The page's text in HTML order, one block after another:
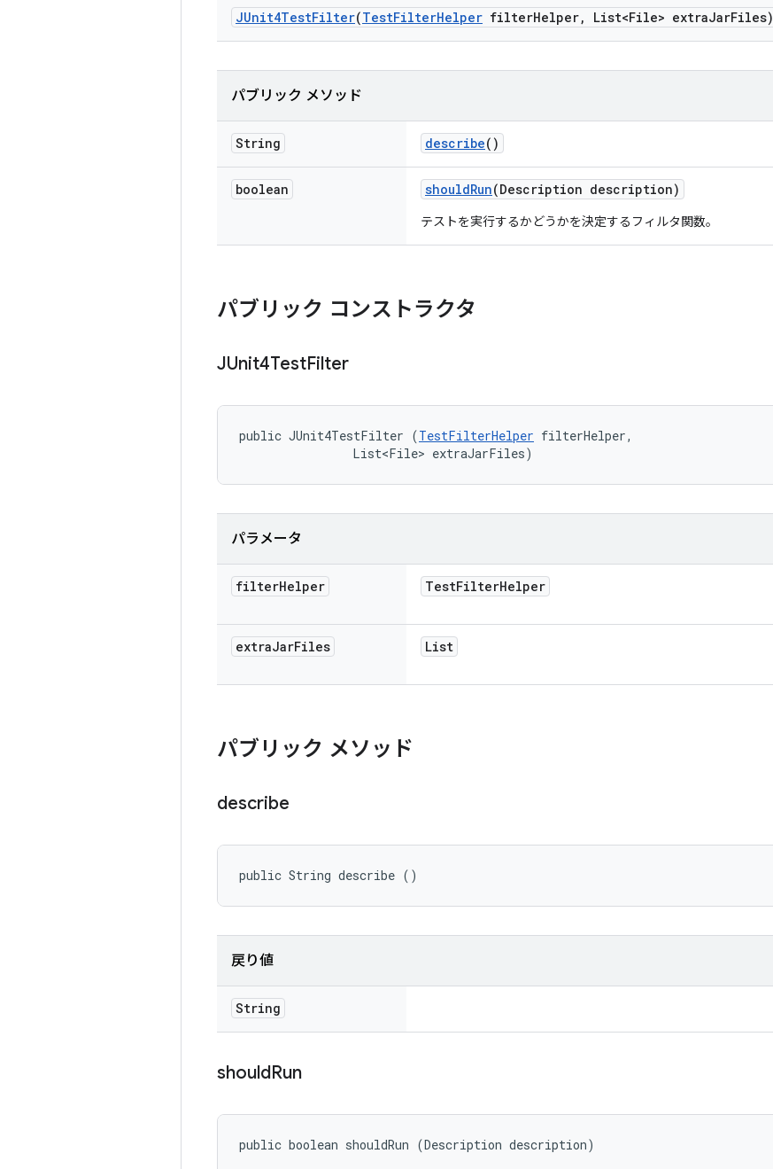
JUnit4TestFilter(TestFilterHelper filterHelper, List<File> extraJarFiles)
パブリック メソッド
String describe()
boolean shouldRun(Description description)
テストを実行するかどうかを決定するフィルタ関数。
パブリック コンストラクタ
JUnit4TestFilter
public JUnit4TestFilter (TestFilterHelper filterHelper,
                List<File> extraJarFiles)
パラメータ
filterHelper TestFilterHelper
extraJarFiles List
パブリック メソッド
describe
public String describe ()
戻り値
String
shouldRun
public boolean shouldRun (Description description)